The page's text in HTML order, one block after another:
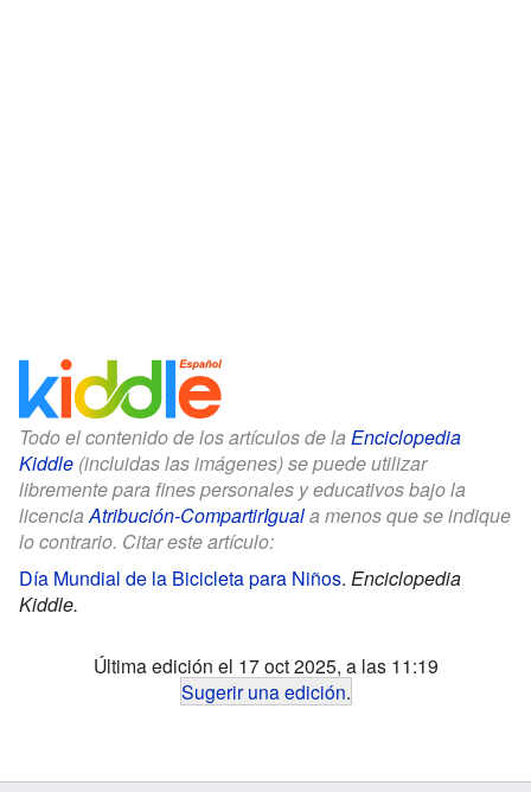
Todo el contenido de los artículos de la Enciclopedia
Kiddle (incluidas las imágenes) se puede utilizar
libremente para fines personales y educativos bajo la
licencia Atribución-CompartirIguala menos que se indique
lo contrario. Citar este artículo:
Día Mundial de la Bicicleta para Niños. Enciclopedia
Kiddle.
Última edición el 17 oct 2025, a las 11:19
Sugerir una edición.